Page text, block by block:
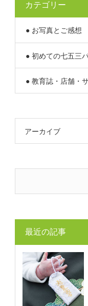
カテゴリー
● お写真とご感想
● 初めての七五三
● 教育誌・店舗・
アーカイブ
最近の記事